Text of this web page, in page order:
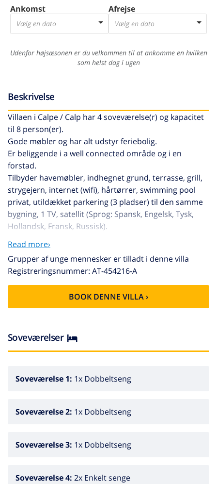
Ankomst
Vælg en dato
Afrejse
Vælg en dato
Udenfor højsæsonen er du velkommen til at ankomme en hvilken
som helst dag i ugen
Beskrivelse
Villaen i Calpe / Calp har 4 soveværelse(r) og kapacitet
til 8 person(er).
Gode møbler og har alt udstyr feriebolig.
Er beliggende i a well connected område og i en
forstad.
Tilbyder havemøbler, indhegnet grund, terrasse, grill,
strygejern, internet (wifi), hårtørrer, swimming pool
privat, utildækket parkering (3 pladser) til den samme
bygning, 1 TV, satellit (Sprog: Spansk, Engelsk, Tysk,
Hollandsk, Fransk, Russisk).
Det køkken med keramisk kogeplader, med service og
køleskab, mikroovn, ovn, fryser, vaskemaskine,
opvaskemaskine, tallerkner/bestik, køkkentøj,
kaffemaskine, brødrister og kedel.
Read more›
Grupper af unge mennesker er tilladt i denne villa
Registreringsnummer: AT-454216-A
BOOK DENNE VILLA ›
Soveværelser
Soveværelse 1: 1x Dobbeltseng
Soveværelse 2: 1x Dobbeltseng
Soveværelse 3: 1x Dobbeltseng
Soveværelse 4: 2x Enkelt senge